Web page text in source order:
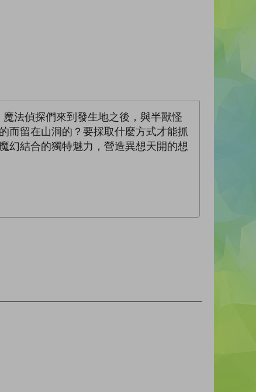
法偵探們來到發生地之後，與半獸怪
而留在山洞的？要採取什麼方式才能抓
幻結合的獨特魅力，營造異想天開的想